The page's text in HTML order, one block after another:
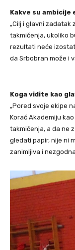
Kakve su
„Cilj i glavni zadatak
takmičenja, ukoliko
rezultati neće
da Srbobran može i
Koga vidite kao
„Pored svoje ekipe
Korać Akademiju
takmičenja, a da ne
gledati papir, nije ni
zanimljiva i